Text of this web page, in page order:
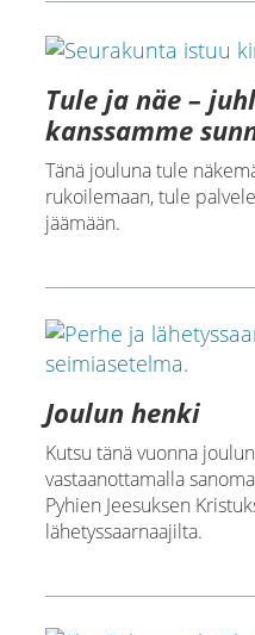
Tule ja näe –
kanssamme
Tänä jouluna tule
rukoilemaan, tule
jäämään.
Joulun henki
Kutsu tänä vuonna
vastaanottamalla
Pyhien Jeesuksen
lähetyssaarnaajilta.